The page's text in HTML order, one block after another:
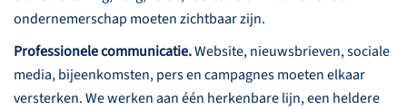
ondernemerschap moeten zichtbaar zijn.
Professionele communicatie.Website, nieuwsbrieven, sociale
media, bijeenkomsten, pers en campagnes moeten elkaar
versterken. We werken aan één herkenbare lijn, een heldere